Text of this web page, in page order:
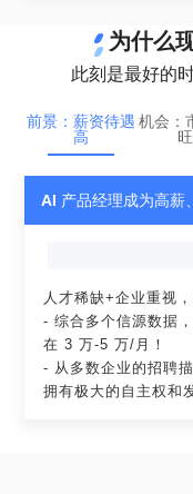
为什么
此刻是最好的
前景：薪资待遇
高
机会：
AI 产品经理成为高薪
人才稀缺+企业重视
- 综合多个信源数据
在 3 万-5 万/月！
- 从多数企业的招聘
拥有极大的自主权和